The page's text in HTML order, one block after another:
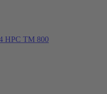
HPC TM 800